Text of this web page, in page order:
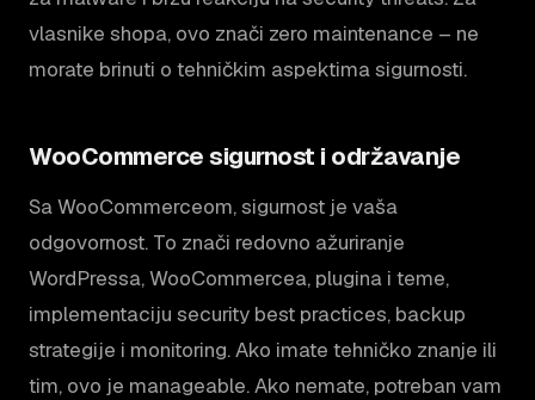
vlasnike shopa, ovo znači zero maintenance – ne
morate brinuti o tehničkim aspektima sigurnosti.
WooCommerce sigurnost i održavanje
Sa WooCommerceom, sigurnost je vaša
odgovornost. To znači redovno ažuriranje
WordPressa, WooCommercea, plugina i teme,
implementaciju security best practices, backup
strategije i monitoring. Ako imate tehničko znanje ili
tim, ovo je manageable. Ako nemate, potreban vam